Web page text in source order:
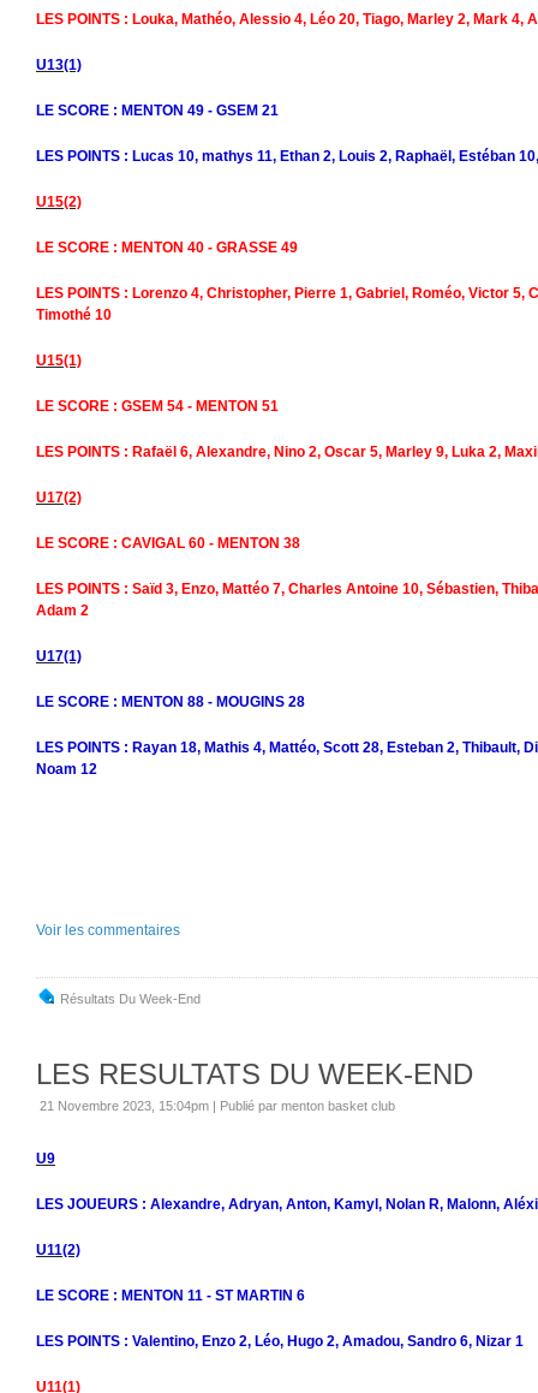
LES POINTS : Louka, Mathéo, Alessio 4, Léo 20, Tiago, Marley 2, Mark 4,
U13(1)
LE SCORE : MENTON 49 - GSEM 21
LES POINTS : Lucas 10, mathys 11, Ethan 2, Louis 2, Raphaël, Estéban
U15(2)
LE SCORE : MENTON 40 - GRASSE 49
LES POINTS : Lorenzo 4, Christopher, Pierre 1, Gabriel, Roméo, Victor 5,
Timothé 10
U15(1)
LE SCORE : GSEM 54 - MENTON 51
LES POINTS : Rafaël 6, Alexandre, Nino 2, Oscar 5, Marley 9, Luka 2,
U17(2)
LE SCORE : CAVIGAL 60 - MENTON 38
LES POINTS : Saïd 3, Enzo, Mattéo 7, Charles Antoine 10, Sébastien,
Adam 2
U17(1)
LE SCORE : MENTON 88 - MOUGINS 28
LES POINTS : Rayan 18, Mathis 4, Mattéo, Scott 28, Esteban 2, Thibault,
Noam 12
Voir les commentaires
Résultats Du Week-End
LES RESULTATS DU WEEK-END
21 Novembre 2023, 15:04pm | Publié par menton basket club
U9
LES JOUEURS : Alexandre, Adryan, Anton, Kamyl, Nolan R, Malonn,
U11(2)
LE SCORE : MENTON 11 - ST MARTIN 6
LES POINTS : Valentino, Enzo 2, Léo, Hugo 2, Amadou, Sandro 6, Nizar 1
U11(1)